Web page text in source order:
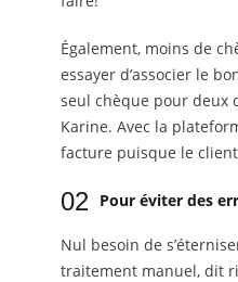
Également, moins de
essayer d’associer le
seul chèque pour deux
Karine. Avec la
facture puisque le
02 Pour éviter des
Nul besoin de
traitement manuel, dit